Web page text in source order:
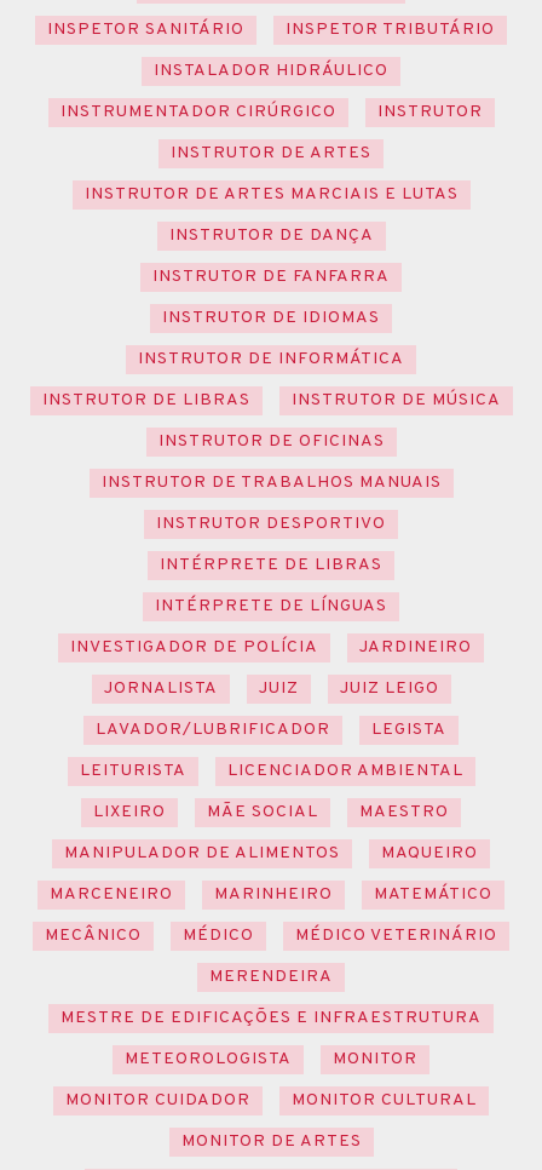
INSPETOR SANITÁRIO
INSPETOR TRIBUTÁRIO
INSTALADOR HIDRÁULICO
INSTRUMENTADOR CIRÚRGICO
INSTRUTOR
INSTRUTOR DE ARTES
INSTRUTOR DE ARTES MARCIAIS E LUTAS
INSTRUTOR DE DANÇA
INSTRUTOR DE FANFARRA
INSTRUTOR DE IDIOMAS
INSTRUTOR DE INFORMÁTICA
INSTRUTOR DE LIBRAS
INSTRUTOR DE MÚSICA
INSTRUTOR DE OFICINAS
INSTRUTOR DE TRABALHOS MANUAIS
INSTRUTOR DESPORTIVO
INTÉRPRETE DE LIBRAS
INTÉRPRETE DE LÍNGUAS
INVESTIGADOR DE POLÍCIA
JARDINEIRO
JORNALISTA
JUIZ
JUIZ LEIGO
LAVADOR/LUBRIFICADOR
LEGISTA
LEITURISTA
LICENCIADOR AMBIENTAL
LIXEIRO
MÃE SOCIAL
MAESTRO
MANIPULADOR DE ALIMENTOS
MAQUEIRO
MARCENEIRO
MARINHEIRO
MATEMÁTICO
MECÂNICO
MÉDICO
MÉDICO VETERINÁRIO
MERENDEIRA
MESTRE DE EDIFICAÇÕES E INFRAESTRUTURA
METEOROLOGISTA
MONITOR
MONITOR CUIDADOR
MONITOR CULTURAL
MONITOR DE ARTES